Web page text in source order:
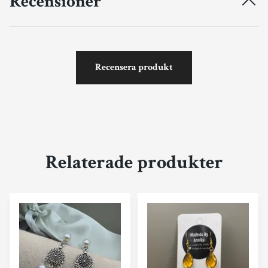
Recensera produkt
Relaterade produkter